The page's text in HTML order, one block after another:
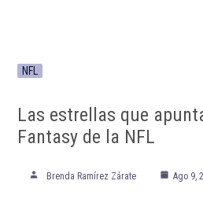
NFL
Las estrellas que
Fantasy de la NFL
Brenda Ramírez Zárate Ago 9,